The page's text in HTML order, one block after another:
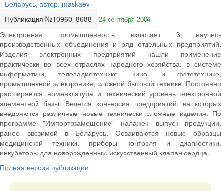
Публикация №1096018688 24 сентября 2004
Электронная промышленность включает 3 научно-
производственных объединения и ряд отдельных предприятий.
Изделия электронных предприятий нашли применение
практически во всех отраслях народного хозяйства: в системе
информатики, телерадиотехнике, кино- и фототехнике,
промышленной электронике, сложной бытовой технике. Постоянно
расширяется номенклатура и технический уровень электронной
элементной базы. Ведется конверсия предприятий, на которых
внедряются различные новые технически сложные изделия. По
программе "Импортозамещение" налажен выпуск продукции,
ранее ввозимой в Беларусь. Осваиваются новые образцы
медицинской техники: приборы контроля и диагностики,
инкубаторы для новорожденных, искусственный клапан сердца.
Полная версия публикации